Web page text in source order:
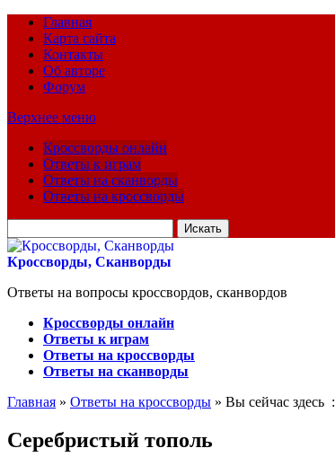
Главная
Карта сайта
Контакты
Об авторе
Форум
Верхнее меню
Кроссворды онлайн
Ответы к играм
Ответы на сканворды
Ответы на кроссворды
для:
Кроссворды, Сканворды
Ответы на вопросы кроссвордов, сканвордов
Кроссворды онлайн
Ответы к играм
Ответы на кроссворды
Ответы на сканворды
Главная » Ответы на кроссворды » Вы сейчас здесь :
Серебристый тополь